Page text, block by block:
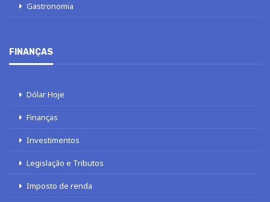
Gastronomia
FINANÇAS
Dólar Hoje
Finanças
Investimentos
Legislação e Tributos
Imposto de renda